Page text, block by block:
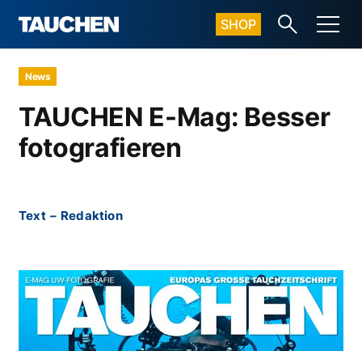
SHOP
News
TAUCHEN E-Mag: Besser
fotografieren
Text – Redaktion